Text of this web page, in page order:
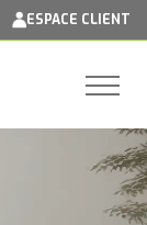
ESPACE CLIENT